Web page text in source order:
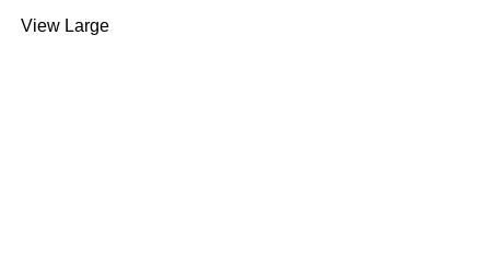
View Large